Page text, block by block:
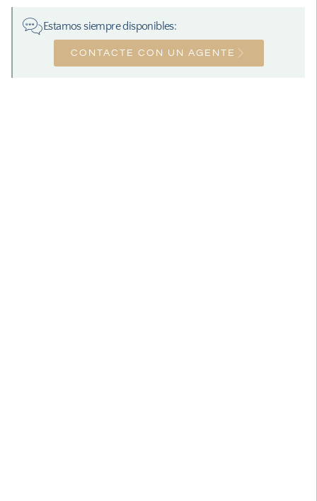
Estamos siempre disponibles:
CONTACTE CON UN AGENTE